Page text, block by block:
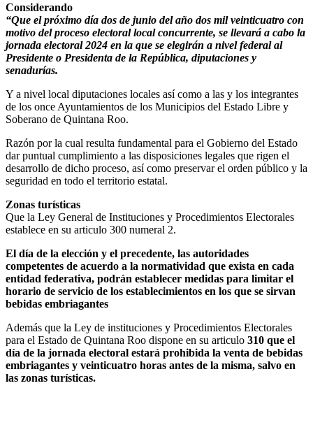
Considerando
“Que el próximo día dos de junio del año dos mil veinticuatro con
motivo del proceso electoral local concurrente, se llevará a cabo la
jornada electoral 2024 en la que se elegirán a nivel federal al
Presidente o Presidenta de la República, diputaciones y
senadurías.
Y a nivel local diputaciones locales así como a las y los integrantes
de los once Ayuntamientos de los Municipios del Estado Libre y
Soberano de Quintana Roo.
Razón por la cual resulta fundamental para el Gobierno del Estado
dar puntual cumplimiento a las disposiciones legales que rigen el
desarrollo de dicho proceso, así como preservar el orden público y la
seguridad en todo el territorio estatal.
Zonas turísticas
Que la Ley General de Instituciones y Procedimientos Electorales
establece en su articulo 300 numeral 2.
El día de la elección y el precedente, las autoridades
competentes de acuerdo a la normatividad que exista en cada
entidad federativa, podrán establecer medidas para limitar el
horario de servicio de los establecimientos en los que se sirvan
bebidas embriagantes
Además que la Ley de instituciones y Procedimientos Electorales
para el Estado de Quintana Roo dispone en su articulo 310 que el
día de la jornada electoral estará prohibida la venta de bebidas
embriagantes y veinticuatro horas antes de la misma, salvo en
las zonas turísticas.